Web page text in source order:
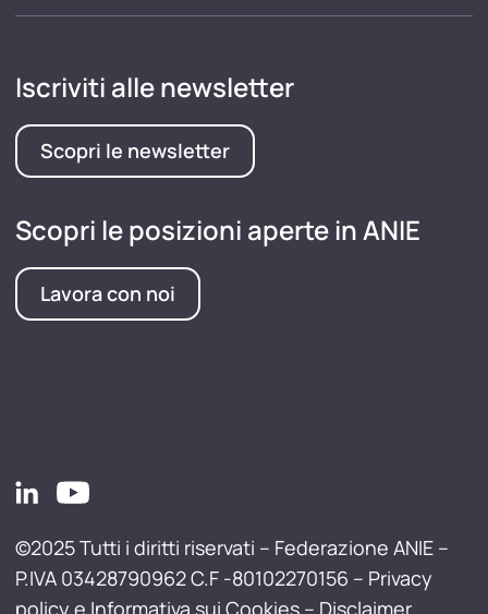
Iscriviti alle newsletter
Scopri le newsletter
Scopri le posizioni aperte in ANIE
Lavora con noi
©2025 Tutti i diritti riservati – Federazione ANIE –
P.IVA 03428790962 C.F -80102270156 – Privacy